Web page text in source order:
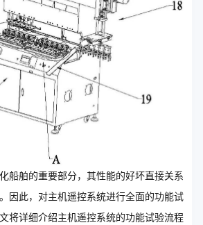
船舶的重要部分，其性能的好坏直接关系
因此，对主机遥控系统进行全面的功能试
将详细介绍主机遥控系统的功能试验流程